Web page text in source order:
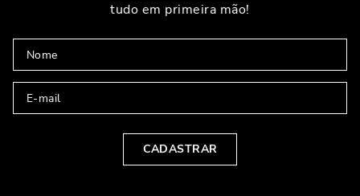
tudo em primeira mão!
CADASTRAR